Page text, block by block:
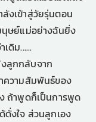
งเข้าสู่วัยรุ่นตอน
นุษย์แม่อย่างฉันยิ่ง
ดิม......
ลูกกลับจาก
ความสัมพันธ์ของ
ถ้าพูดก็เป็นการพูด
ดั่งใจ ส่วนลูกเอง